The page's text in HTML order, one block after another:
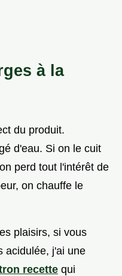
à la
du produit.
d'eau. Si on le cuit
perd tout l'intérêt de
on chauffe le
plaisirs, si vous
acidulée, j'ai une
recette qui